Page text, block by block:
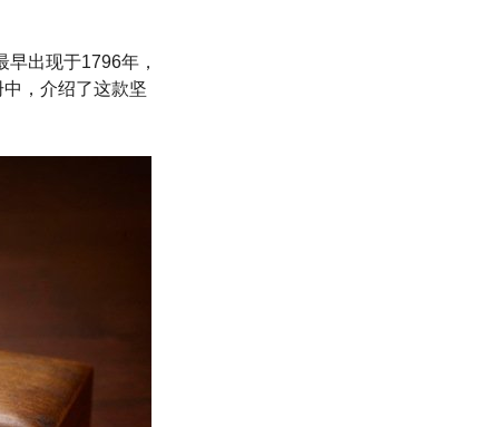
出现于1796年，
，介绍了这款坚